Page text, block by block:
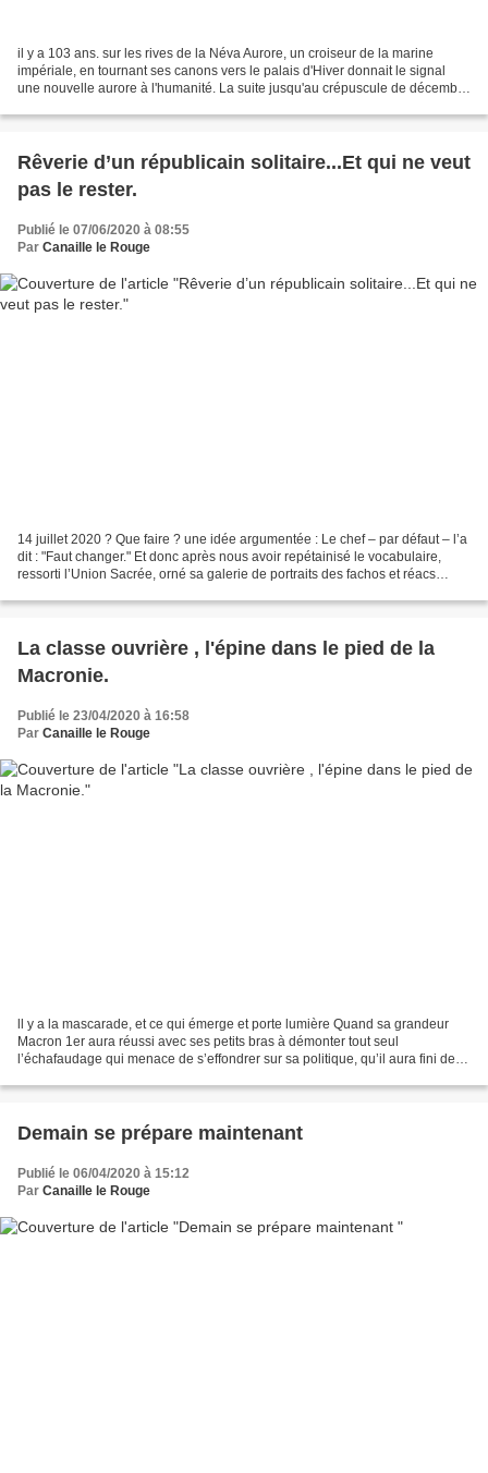
il y a 103 ans. sur les rives de la Néva Aurore, un croiseur de la marine
impériale, en tournant ses canons vers le palais d'Hiver donnait le signal
une nouvelle aurore à l'humanité. La suite jusqu'au crépuscule de décembre
Rêverie d’un républicain solitaire...Et qui ne veut
pas le rester.
Publié le 07/06/2020 à 08:55
Par Canaille le Rouge
14 juillet 2020 ? Que faire ? une idée argumentée : Le chef – par défaut – l’a
dit : "Faut changer." Et donc après nous avoir repétainisé le vocabulaire,
ressorti l’Union Sacrée, orné sa galerie de portraits des fachos et réacs
La classe ouvrière , l'épine dans le pied de la
Macronie.
Publié le 23/04/2020 à 16:58
Par Canaille le Rouge
ll y a la mascarade, et ce qui émerge et porte lumière Quand sa grandeur
Macron 1er aura réussi avec ses petits bras à démonter tout seul
l’échafaudage qui menace de s’effondrer sur sa politique, qu’il aura fini de
Demain se prépare maintenant
Publié le 06/04/2020 à 15:12
Par Canaille le Rouge